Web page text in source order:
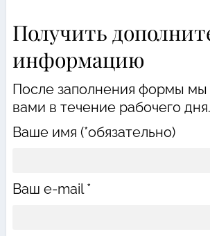
Получить
информацию
После заполнения формы
вами в течение рабочего дня.
Ваше имя (*обязательно)
Ваш e-mail *